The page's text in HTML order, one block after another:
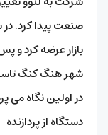
بازار عرضه کرد و
شهر هنگ کنگ
در اولین نگاه می